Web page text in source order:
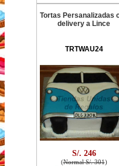
Tortas Persanalizadas
delivery a Lince
TRTWAU24
S/. 246
(Normal S/. 301)